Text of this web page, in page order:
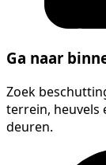
Ga naar
Zoek
terrein, heuvels
deuren.